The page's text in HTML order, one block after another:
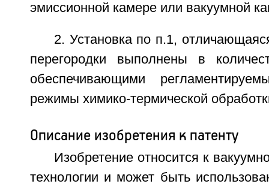
эмиссионной камере или вакуумной
2. Установка по п.1,
перегородки выполнены в
обеспечивающими
режимы химико-термической
Описание изобретения к патенту
Изобретение относится к
технологии и может быть